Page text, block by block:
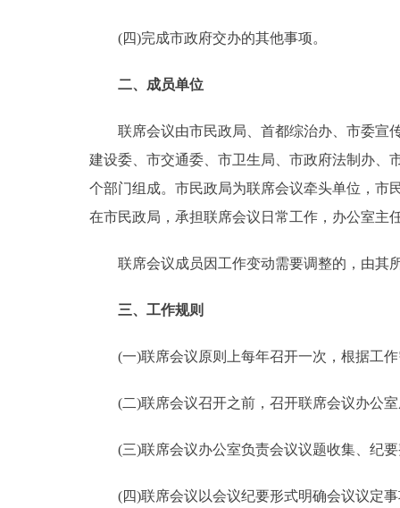
(四)完成市政府交办的其他事项。
二、成员单位
联席会议由市民政局、首都综治办、市委宣传
建设委、市交通委、市卫生局、市政府法制办、
个部门组成。市民政局为联席会议牵头单位，市
在市民政局，承担联席会议日常工作，办公室主
联席会议成员因工作变动需要调整的，由其
三、工作规则
(一)联席会议原则上每年召开一次，根据工作
(二)联席会议召开之前，召开联席会议办公室
(三)联席会议办公室负责会议议题收集、纪要
(四)联席会议以会议纪要形式明确会议议定事